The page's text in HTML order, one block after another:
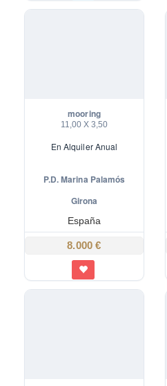
Marina Palamos
mooring
11,00 X 3,50
En Alquiler Anual
P.D. Marina Palamós
Girona
España
8.000 €